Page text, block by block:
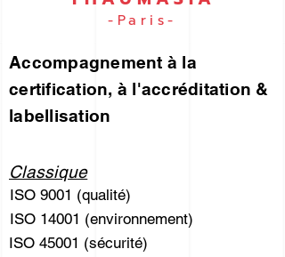
-Paris-
Accompagnement à la
certification, à l'accréditation &
labellisation
Classique
ISO 9001 (qualité)
ISO 14001 (environnement)
ISO 45001 (sécurité)